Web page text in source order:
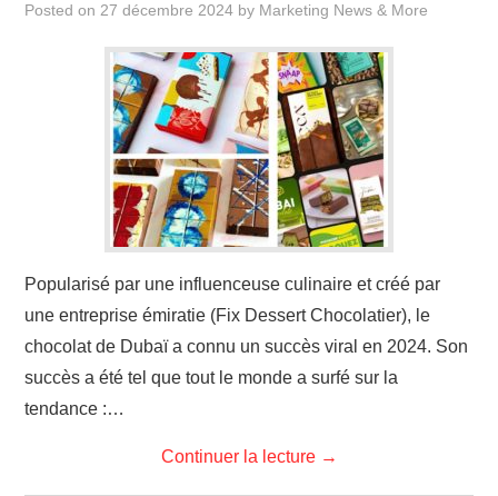
A PROPOS
Posted on 27 décembre 2024 by Marketing News & More
Popularisé par une influenceuse culinaire et créé par
une entreprise émiratie (Fix Dessert Chocolatier), le
chocolat de Dubaï a connu un succès viral en 2024. Son
succès a été tel que tout le monde a surfé sur la
tendance :…
Continuer la lecture →